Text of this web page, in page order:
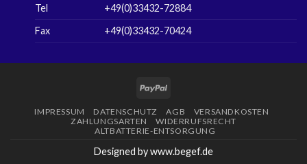
Tel
+49(0)33432-72884
Fax
+49(0)33432-70424
PayPal
IMPRESSUM DATENSCHUTZ AGB
VERSANDKOSTEN
ZAHLUNGSARTEN
WIDERRUFSRECHT
ALTBATTERIE-ENTSORGUNG
Designed by www.begef.de